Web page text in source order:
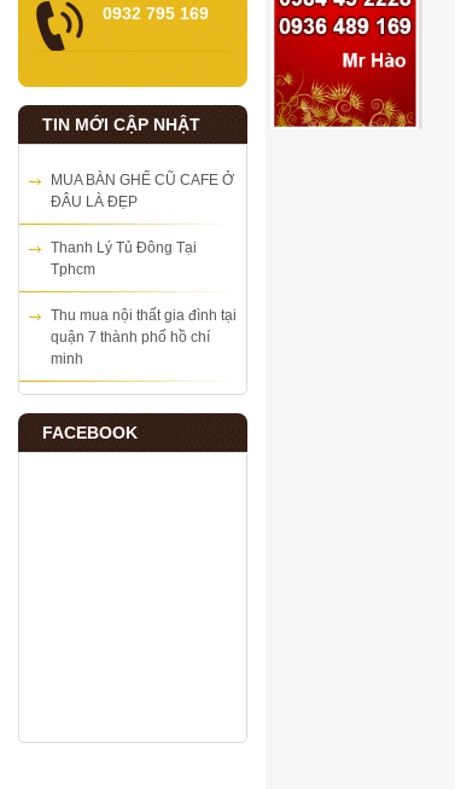
0932 795 169
TIN MỚI CẬP NHẬT
MUA BÀN GHẾ CŨ CAFE Ở
ĐÂU LÀ ĐẸP
Thanh Lý Tủ Đông Tại
Tphcm
Thu mua nội thất gia đình tại
quận 7 thành phố hồ chí
minh
FACEBOOK